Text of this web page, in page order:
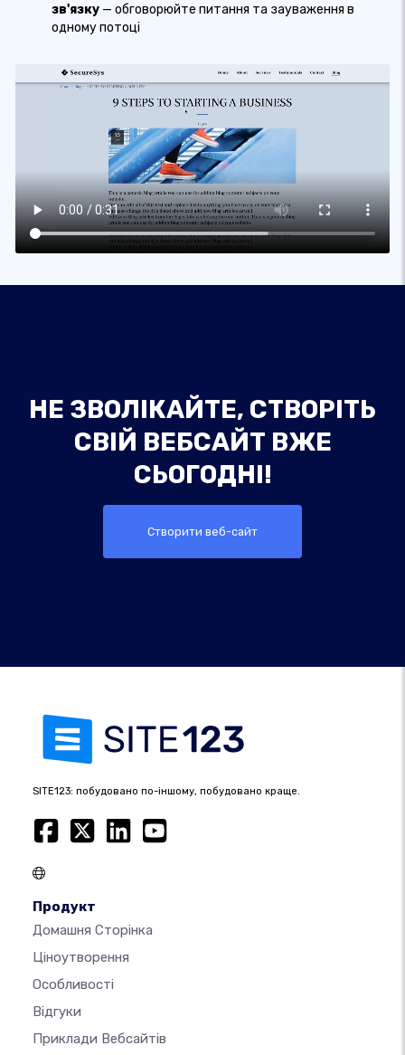
зв'язку — обговорюйте питання та зауваження в
одному потоці
НЕ ЗВОЛІКАЙТЕ, СТВОРІТЬ
СВІЙ ВЕБСАЙТ ВЖЕ
СЬОГОДНІ!
Створити веб-сайт
SITE123: побудовано по-іншому, побудовано краще.
Продукт
Домашня Сторінка
Ціноутворення
Особливості
Відгуки
Приклади Вебсайтів